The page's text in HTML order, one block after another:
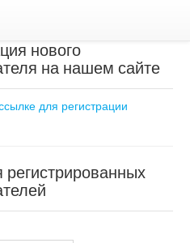
нового
на нашем сайте
для регистрации